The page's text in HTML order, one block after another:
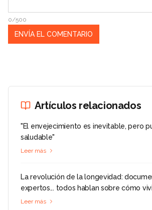
0/500
Artículos relacionados
"El envejecimiento es inevitable, pero
saludable"
Leer más
La revolución de la longevidad:
expertos... todos hablan sobre cómo
Leer más